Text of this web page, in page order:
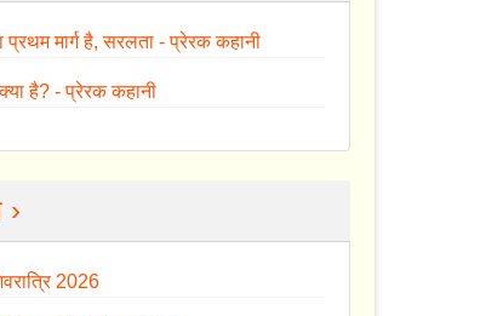
प्रथम मार्ग है, सरलता - प्रेरक कहानी
है? - प्रेरक कहानी
›
2026